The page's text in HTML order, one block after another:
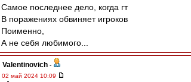
Самое последнее дело, когда гт
В поражениях обвиняет игроков
Поименно,
А не себя любимого...
Valentinovich -
02 май 2024 10:09